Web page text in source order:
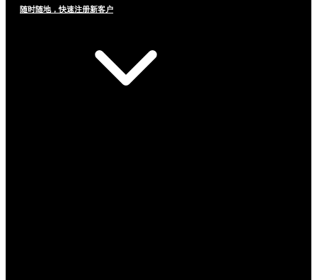
随时随地，快速注册新客户